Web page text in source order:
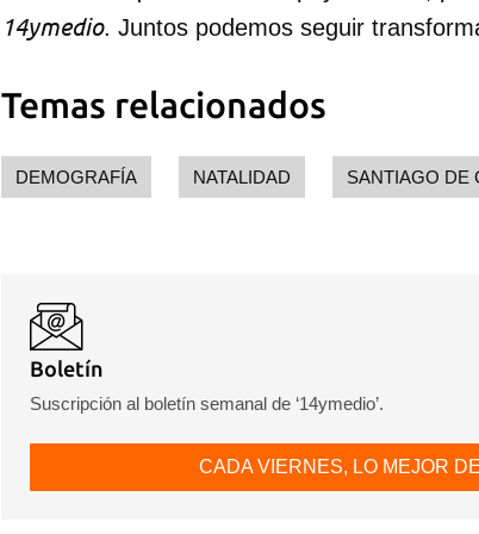
14ymedio. Juntos podemos seguir
Temas relacionados
DEMOGRAFÍA NATALIDAD SANTIAGO DE
Boletín
Suscripción al boletín semanal de ‘14ymedio’.
CADA VIERNES, LO MEJOR